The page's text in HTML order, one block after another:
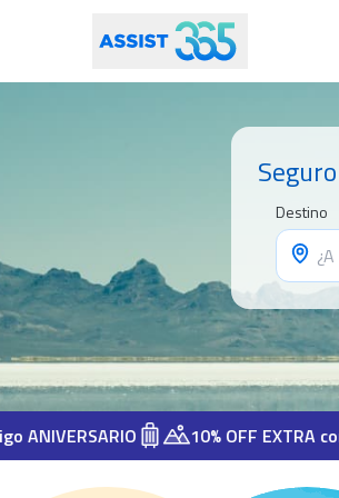
Destino
10% OFF EXTRA con